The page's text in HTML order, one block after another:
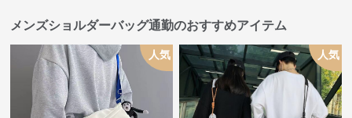
メンズショルダーバッグ通勤のおすすめアイテム
人気 人気